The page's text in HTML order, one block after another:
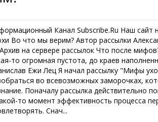
назойливо и грубо или
и людьми, которых мы никогда
Кто это делает? Как? И
и острым скальпелем
Канал Subscribe.Ru Наш
Во что мы верим? Автор рассылки
на сервере рассылок Что после
то огромная пустота, до краев
Ежи Лец Я начал рассылку "Мифы
во всевозможных заморочках,
Поначалу рассылка действительно
то момент эффективность процесса
Снач...